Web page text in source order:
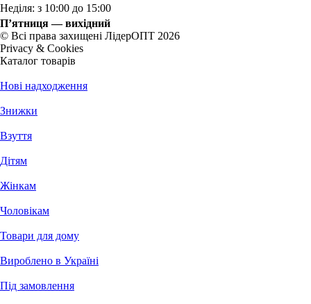
Неділя: з 10:00 до 15:00
П’ятниця — вихідний
© Всі права захищені ЛідерОПТ 2026
Privacy & Cookies
Каталог товарів
Нові надходження
Знижки
Взуття
Дітям
Жінкам
Чоловікам
Товари для дому
Вироблено в Україні
Під замовлення